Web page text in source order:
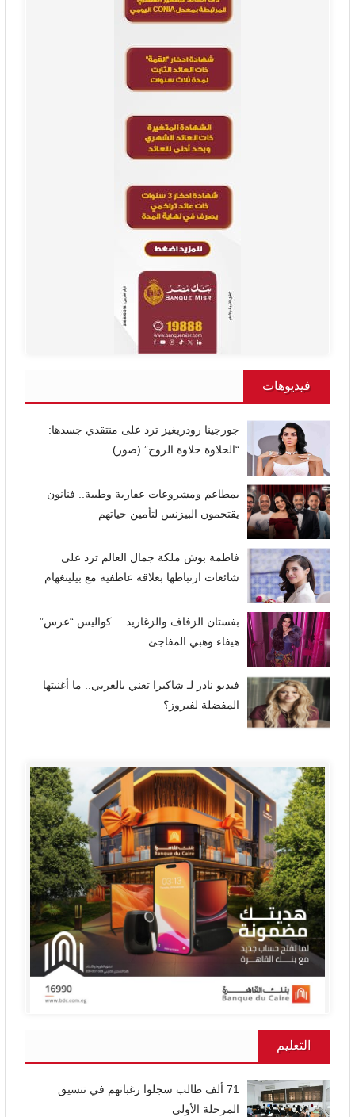
فيديوهات
جورجينا رودريغيز ترد على منتقدي جسدها:
“الحلاوة حلاوة الروح” (صور)
بمطاعم ومشروعات عقارية وطبية.. فنانون
يقتحمون البيزنس لتأمين حياتهم
فاطمة بوش ملكة جمال العالم ترد على
شائعات ارتباطها بعلاقة عاطفية مع بيلينغهام
بفستان الزفاف والزغاريد… كواليس “عرس”
هيفاء وهبي المفاجئ
فيديو نادر لـ شاكيرا تغني بالعربي.. ما أغنيتها
المفضلة لفيروز؟
التعليم
71 ألف طالب سجلوا رغباتهم في تنسيق
المرحلة الأولى